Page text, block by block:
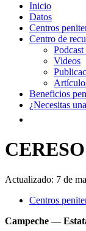
Inicio
Datos
Centros
Centro de
Videos
Beneficios
¿Necesitas
Actualizado: 7 de
Centros
Campeche —